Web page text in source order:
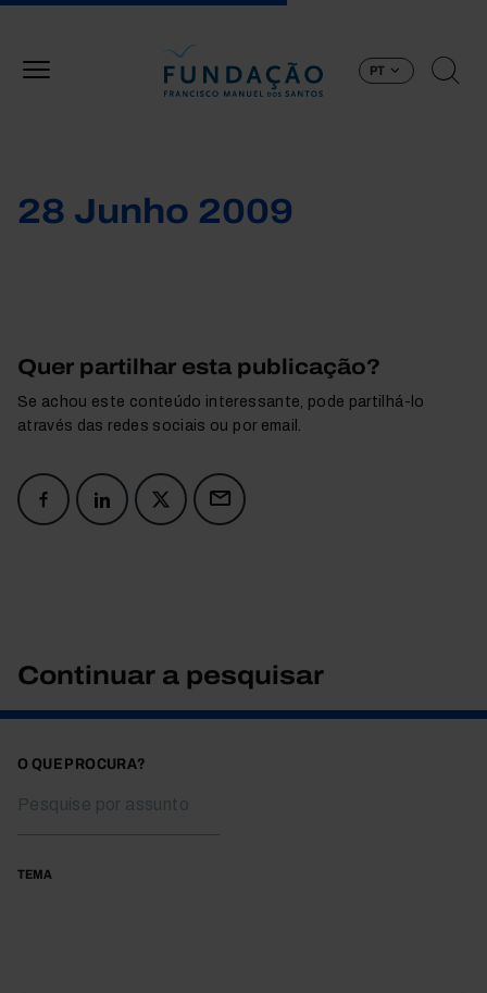
PT
28 Junho 2009
Quer partilhar esta publicação?
Se achou este conteúdo interessante, pode partilhá-lo
através das redes sociais ou por email.
Continuar a pesquisar
O QUE PROCURA?
TEMA